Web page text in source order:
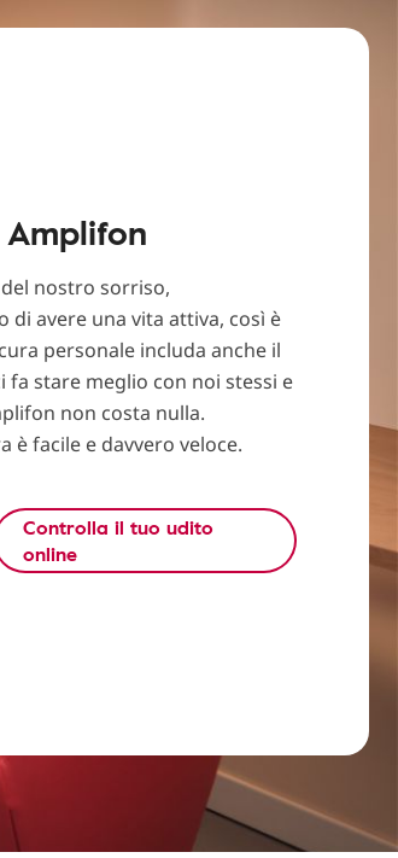
nostro sorriso,
di avere una vita attiva, così è
personale includa anche il
stare meglio con noi stessi e
non costa nulla.
è facile e davvero veloce.
Controlla il tuo udito
online